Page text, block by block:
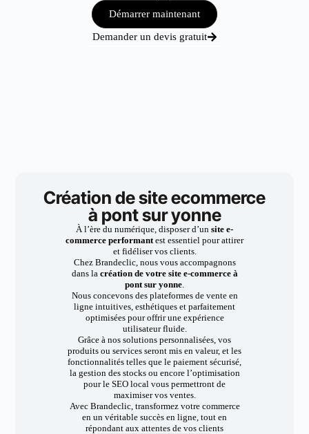
Démarrer maintenant
Demander un devis gratuit
Création de site ecommerce
à pont sur yonne
À l’ère du numérique, disposer d’un site e-
commerce performantest essentiel pour attirer
et fidéliser vos clients.
Chez Brandeclic, nous vous accompagnons
dans la création de votre site e-commerce à
pont sur yonne.
Nous concevons des plateformes de vente en
ligne intuitives, esthétiques et parfaitement
optimisées pour offrir une expérience
utilisateur fluide.
Grâce à nos solutions personnalisées, vos
produits ou services seront mis en valeur, et les
fonctionnalités telles que le paiement sécurisé,
la gestion des stocks ou encore l’optimisation
pour le SEO local vous permettront de
maximiser vos ventes.
Avec Brandeclic, transformez votre commerce
en un véritable succès en ligne, tout en
répondant aux attentes de vos clients